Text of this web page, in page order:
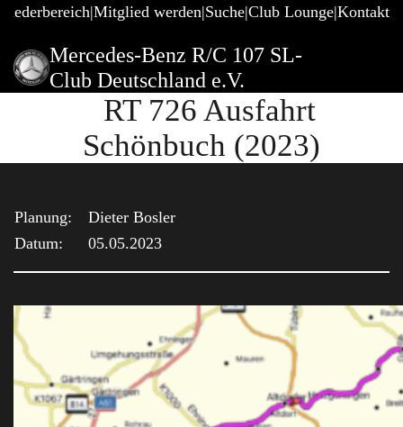
Mitglied werden Suche Club Lounge Kontakt
Mercedes-Benz R/C 107 SL-
Club Deutschland e.V.
RT 726 Ausfahrt
Schönbuch (2023)
Planung:
Dieter Bosler
Datum:
05.05.2023